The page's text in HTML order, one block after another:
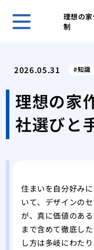
理想の
制
2026.05.31 知識
理想の家
社選びと
住まいを自分好み
いて、デザインの
が、真に価値のあ
まで含めて徹底し
し方は多岐にわた